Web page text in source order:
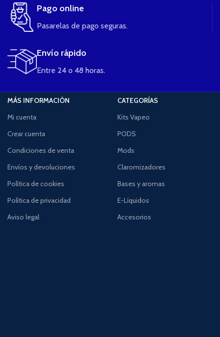
Pago online
Pasarelas de pago seguras.
Envío rápido
Entre 24 o 48 horas.
MÁS INFORMACIÓN
Mi cuenta
Crear cuenta
Condiciones de venta
Envíos y devoluciones
Política de cookies
Política de privacidad
Aviso legal
CATEGORÍAS
Kits Vapeo
PODS
Mods
Claromizadores
Bases y aromas
E-Líquidos
Accesorios